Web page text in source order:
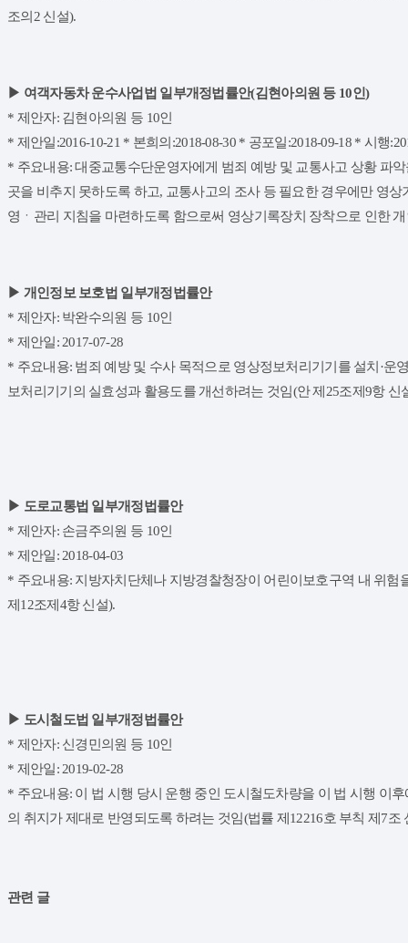
조의2 신설).
▶ 여객자동차 운수사업법 일부개정법률안(김현아의원 등 10인)
* 제안자: 김현아의원 등 10인
* 제안일:2016-10-21 * 본희의:2018-08-30 * 공포일:2018-09-18 * 시행
* 주요내용: 대중교통수단운영자에게 범죄 예방 및 교통사고 상황 파
곳을 비추지 못하도록 하고, 교통사고의 조사 등 필요한 경우에만 영
영ㆍ관리 지침을 마련하도록 함으로써 영상기록장치 장착으로 인한
▶ 개인정보 보호법 일부개정법률안
* 제안자: 박완수의원 등 10인
* 제안일: 2017-07-28
* 주요내용: 범죄 예방 및 수사 목적으로 영상정보처리기기를 설치·
보처리기기의 실효성과 활용도를 개선하려는 것임(안 제25조제9항 신
▶ 도로교통법 일부개정법률안
* 제안자: 손금주의원 등 10인
* 제안일: 2018-04-03
* 주요내용: 지방자치단체나 지방경찰청장이 어린이보호구역 내 위
제12조제4항 신설).
▶ 도시철도법 일부개정법률안
* 제안자: 신경민의원 등 10인
* 제안일: 2019-02-28
* 주요내용: 이 법 시행 당시 운행 중인 도시철도차량을 이 법 시행 이
의 취지가 제대로 반영되도록 하려는 것임(법률 제12216호 부칙 제7조
관련 글